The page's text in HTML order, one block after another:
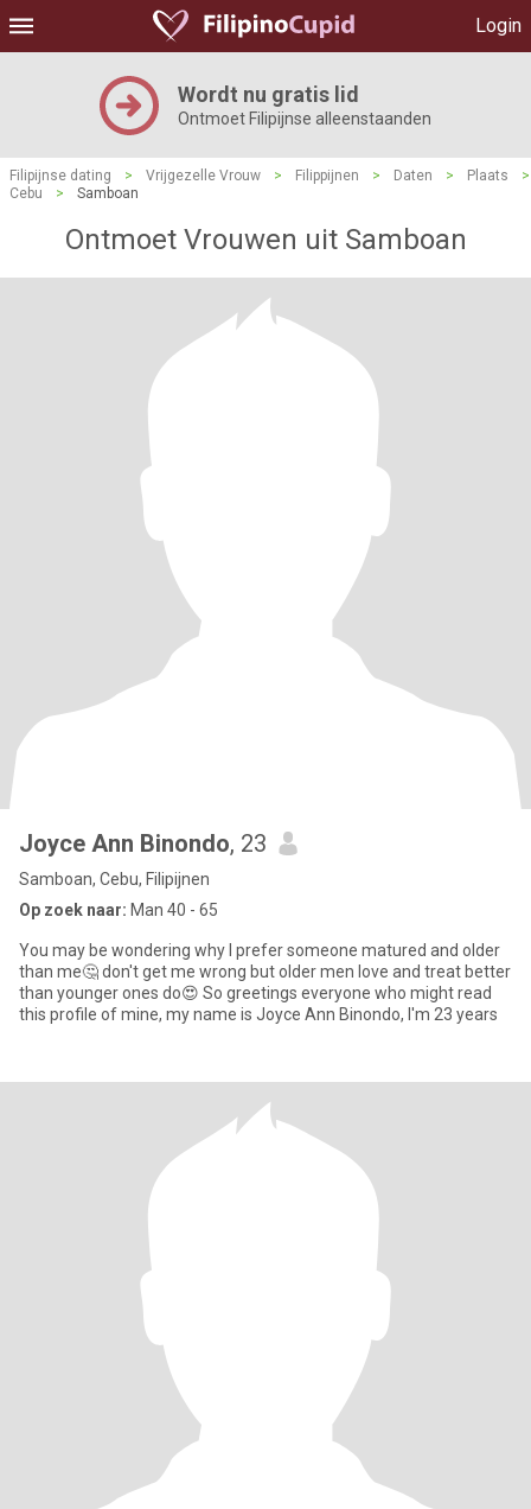
Login
Wordt nu gratis lid
Ontmoet Filipijnse alleenstaanden
Filipijnse dating > Vrijgezelle Vrouw > Filippijnen > Daten > Plaats
>
Cebu
> Samboan
Ontmoet Vrouwen uit Samboan
Joyce Ann Binondo, 23
Samboan, Cebu, Filipijnen
Op zoek naar: Man 40 - 65
You may be wondering why I prefer someone matured and older
than me🤔 don't get me wrong but older men love and treat better
than younger ones do😍 So greetings everyone who might read
this profile of mine, my name is Joyce Ann Binondo, I'm 23 years